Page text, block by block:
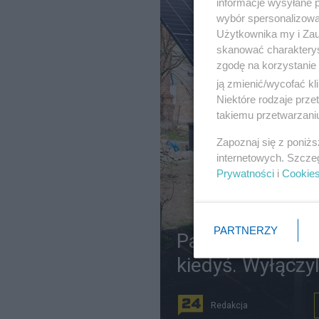
Panele
kiedyś.
Redakcja
wybór
Użytkownika my i
skanować
zgodę na
ją zmienić/wycofać
Niektóre rodzaje
takiemu
Zapoznaj się z
internetowych.
Prywatności i
PARTNERZY